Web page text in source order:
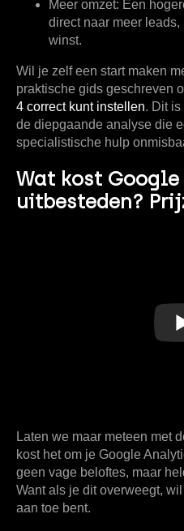
Meer omzet: Een
direct naar meer
winst.
Wil je zelf een start maken
praktische gids geschreven
4 correct kunt instellen. Dit
de diepgaande analyse die
specialistische hulp
Wat kost
uitbesteden?
Laten we maar meteen met
kost het om je Google
geen vage beloftes, maar
Want als je dit overweegt,
aan toe bent.